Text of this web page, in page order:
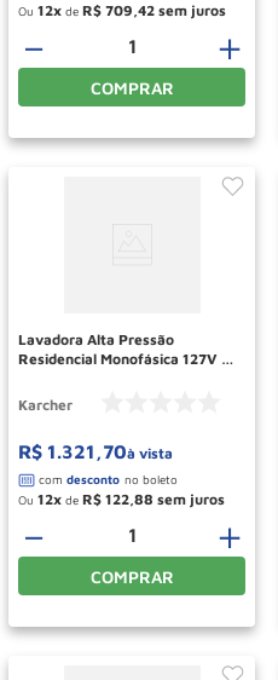
Ou 12 de R$ 709 42
＋
－
COMPRAR
Lavadora Alta Pressão
Residencial Monofásica 127V K
Karcher
R$ 1.321 ,70à vista
Ou 12 de R$ 122 88
＋
－
COMPRAR